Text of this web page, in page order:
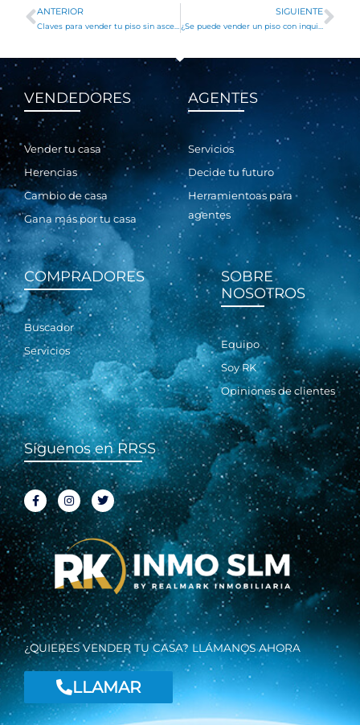
Ant
ANTERIOR SIGUIENTE
VENDEDORES
Vender tu casa
Herencias
Cambio de casa
Gana más por tu casa
AGENTES
Servicios
Decide tu futuro
Herramientoas para
agentes
COMPRADORES
Buscador
Servicios
SOBRE
NOSOTROS
Equipo
Soy RK
Opiniones de clientes
Síguenos en RRSS
F
a
c
e
b
o
o
k
-
I
n
s
t
a
g
r
a
m
T
w
i
t
t
r
¿QUIERES VENDER TU CASA? LLÁMANOS AHORA
LLAMAR